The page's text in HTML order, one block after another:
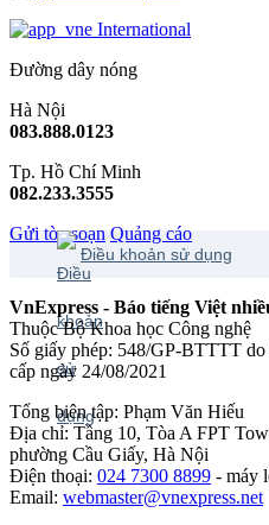
International
Đường dây nóng
Hà Nội
083.888.0123
Tp. Hồ Chí Minh
082.233.3555
Gửi tòa soạn Quảng cáo
Điều khoản sử dụng
VnExpress - Báo tiếng Việt
Thuộc Bộ Khoa học Công nghệ
Số giấy phép: 548/GP-BTTTT
cấp ngày 24/08/2021
Tổng biên tập: Phạm Văn Hiếu
Địa chỉ: Tầng 10, Tòa A FPT
phường Cầu Giấy, Hà Nội
Điện thoại: 024 7300 8899 - máy
Email: webmaster@vnexpress.net